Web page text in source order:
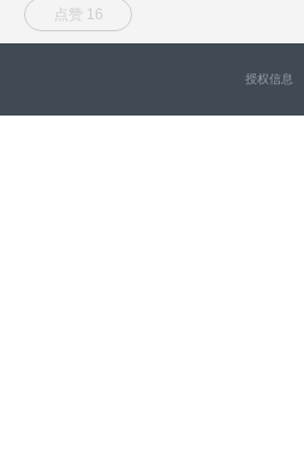
点赞 16
授权信息